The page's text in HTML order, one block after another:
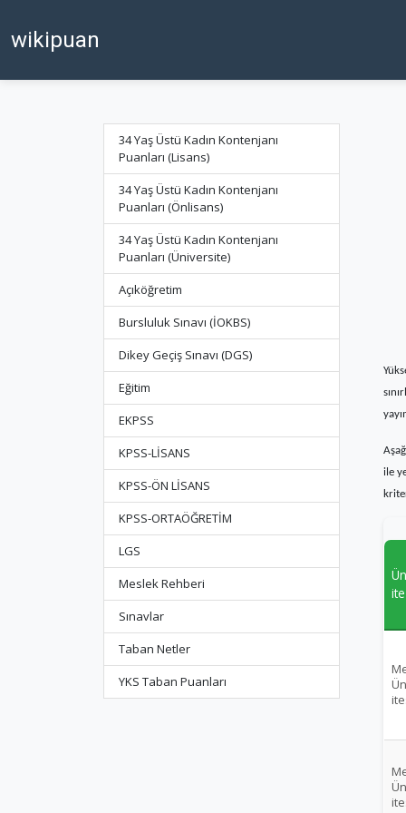
wikipuan
34 Yaş Üstü Kadın Kontenjanı
Puanları (Lisans)
34 Yaş Üstü Kadın Kontenjanı
Puanları (Önlisans)
34 Yaş Üstü Kadın Kontenjanı
Puanları (Üniversite)
Açıköğretim
Bursluluk Sınavı (İOKBS)
Dikey Geçiş Sınavı (DGS)
Eğitim
EKPSS
KPSS-LİSANS
KPSS-ÖN LİSANS
KPSS-ORTAÖĞRETİM
LGS
Meslek Rehberi
Sınavlar
Taban Netler
YKS Taban Puanları
ile